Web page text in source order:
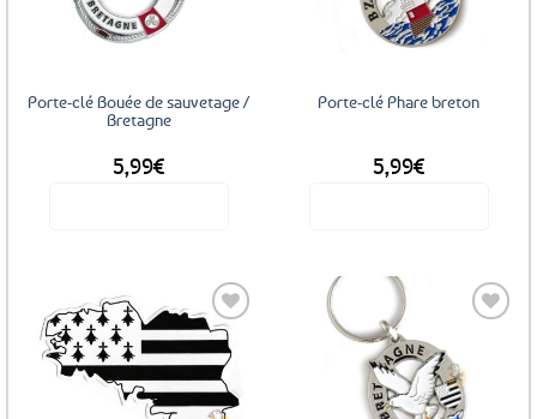
Porte-clé Bouée de sauvetage /
Bretagne
5,99€
favoris
Porte-clé Phare breton
5,99€
Ajouter
aux
favoris
Ajouter
favoris